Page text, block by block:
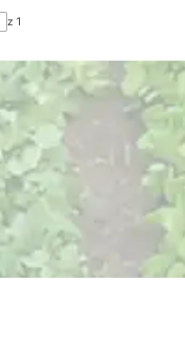
z 1